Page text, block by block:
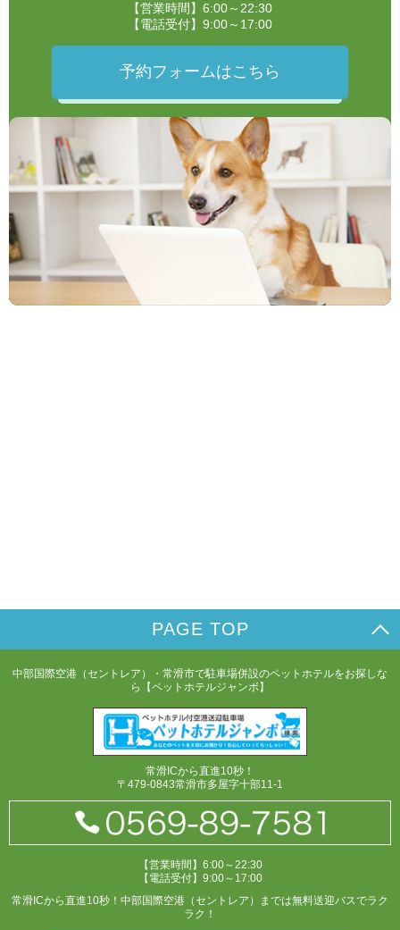
【営業時間】6:00～22:30
【電話受付】9:00～17:00
予約フォームはこちら
PAGE TOP
中部国際空港（セントレア）・常滑市で駐車場併設のペットホテルをお探しな
ら【ペットホテルジャンボ】
常滑ICから直進10秒！
〒479-0843常滑市多屋字十部11-1
【営業時間】6:00～22:30
【電話受付】9:00～17:00
常滑ICから直進10秒！中部国際空港（セントレア）までは無料送迎バスでラク
ラク！